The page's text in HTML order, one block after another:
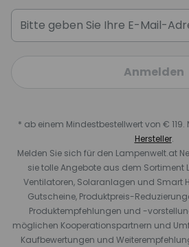
Anmelden
* ab einem Mindestbestellwert von €
Hersteller.
Melden Sie sich für den Lampenwelt.at
sie tolle Angebote aus dem Sortiment
Ventilatoren, Solaranlagen und Smart
Gutscheine, Produktpreis-
Produktempfehlungen und -
möglichen Kooperationspartnern und
Kaufbewertungen und